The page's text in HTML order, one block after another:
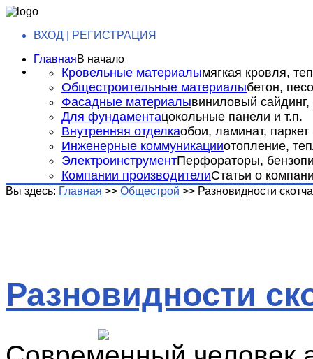
ВХОД | РЕГИСТРАЦИЯ
ГлавнаяВ начало
Кровельные материалымягкая кровля,
Общестроительные материалыбетон,
Фасадные материалывиниловый сайдинг,
Для фундаментацокольные панели и т.п.
Внутренняя отделкаобои, ламинат, паркет
Инженерные коммуникацииотопление,
ЭлектроинструментПерфораторы,
Компании производителиСтатьи о
Вы здесь: Главная >> Общестрой >> Разновидности скотча
Разновидности